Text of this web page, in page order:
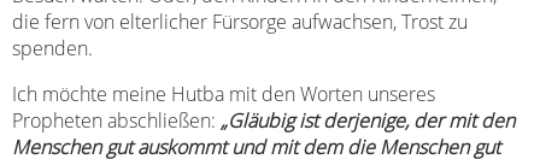
die fern von elterlicher Fürsorge aufwachsen, Trost zu
spenden.
Ich möchte meine Hutba mit den Worten unseres
Propheten abschließen: „Gläubig ist derjenige, der mit den
Menschen gut auskommt und mit dem die Menschen gut